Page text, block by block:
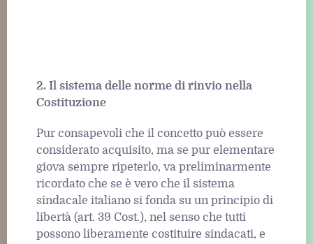
2. Il sistema delle norme di rinvio nella
Costituzione
Pur consapevoli che il concetto può essere
considerato acquisito, ma se pur elementare
giova sempre ripeterlo, va preliminarmente
ricordato che se è vero che il sistema
sindacale italiano si fonda su un principio di
libertà (art. 39 Cost.), nel senso che tutti
possono liberamente costituire sindacati, e